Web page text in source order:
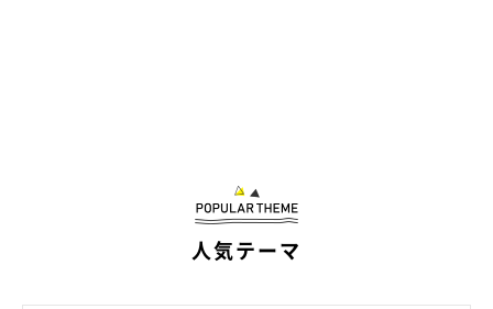
人気テーマ